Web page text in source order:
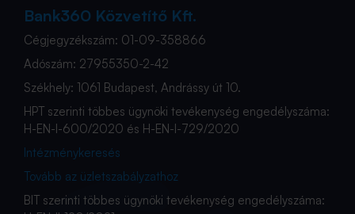
Bank360 Közvetítő Kft.
Cégjegyzékszám: 01-09-358866
Adószám: 27955350-2-42
Székhely: 1061 Budapest, Andrássy út 10.
HPT szerinti többes ügynöki tevékenység engedélyszáma:
H-EN-I-600/2020 és H-EN-I-729/2020
Intézménykeresés
Tovább az üzletszabályzathoz
BIT szerinti többes ügynöki tevékenység engedélyszáma: